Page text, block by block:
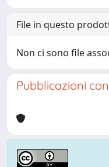
File in questo
Non ci sono file
Pubblicazioni